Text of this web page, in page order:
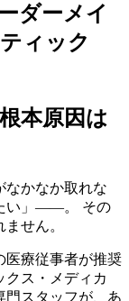
ダーメイ
ィック
本原因は
なかなか取れな
い」――。 その
せん。
医療従事者が推奨
クス・メディカ
門スタッフが、あ